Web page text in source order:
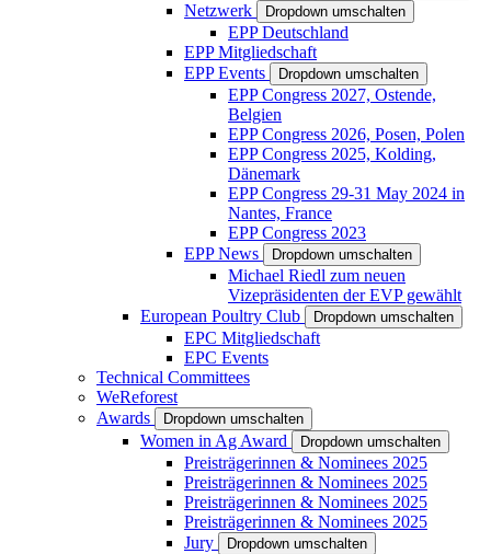
Netzwerk Dropdown umschalten
EPP Deutschland
EPP Mitgliedschaft
EPP Events
Dropdown umschalten
EPP Congress 2027, Ostende,
Belgien
EPP Congress 2026, Posen, Polen
EPP Congress 2025, Kolding,
Dänemark
EPP Congress 29-31 May 2024 in
Nantes, France
EPP Congress 2023
EPP News
Dropdown umschalten
Michael Riedl zum neuen
Vizepräsidenten der EVP gewählt
European Poultry Club
Dropdown umschalten
EPC Mitgliedschaft
EPC Events
Technical Committees
WeReforest
Awards
Dropdown umschalten
Women in Ag Award Dropdown umschalten
Preisträgerinnen & Nominees 2025
Preisträgerinnen & Nominees 2025
Preisträgerinnen & Nominees 2025
Preisträgerinnen & Nominees 2025
Jury
Dropdown umschalten